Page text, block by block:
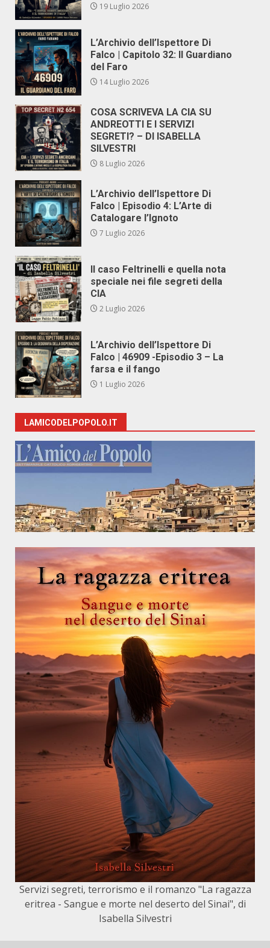
19 Luglio 2026
L’Archivio dell’Ispettore Di
Falco | Capitolo 32: Il Guardiano
del Faro
14 Luglio 2026
COSA SCRIVEVA LA CIA SU
ANDREOTTI E I SERVIZI
SEGRETI? – DI ISABELLA
SILVESTRI
8 Luglio 2026
L’Archivio dell’Ispettore Di
Falco | Episodio 4: L’Arte di
Catalogare l’Ignoto
7 Luglio 2026
Il caso Feltrinelli e quella nota
speciale nei file segreti della
CIA
2 Luglio 2026
L’Archivio dell’Ispettore Di
Falco | 46909 -Episodio 3 – La
farsa e il fango
1 Luglio 2026
LAMICODELPOPOLO.IT
Servizi segreti, terrorismo e il romanzo "La ragazza
eritrea - Sangue e morte nel deserto del Sinai", di
Isabella Silvestri